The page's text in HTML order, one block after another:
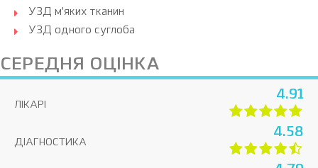
УЗД м’яких тканин
УЗД одного суглоба
СЕРЕДНЯ ОЦІНКА
ЛІКАРІ
4.91
ДІАГНОСТИКА
4.58